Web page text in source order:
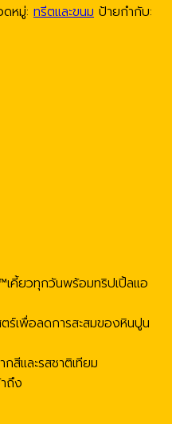
หมู่: ทรีตและขนม ป้ายกำกับ:
เคี้ยวทุกวันพร้อมทริปเปิ้ลแอ
ร์เพื่อลดการสะสมของหินปูน
สีและรสชาติเทียม
ถึง